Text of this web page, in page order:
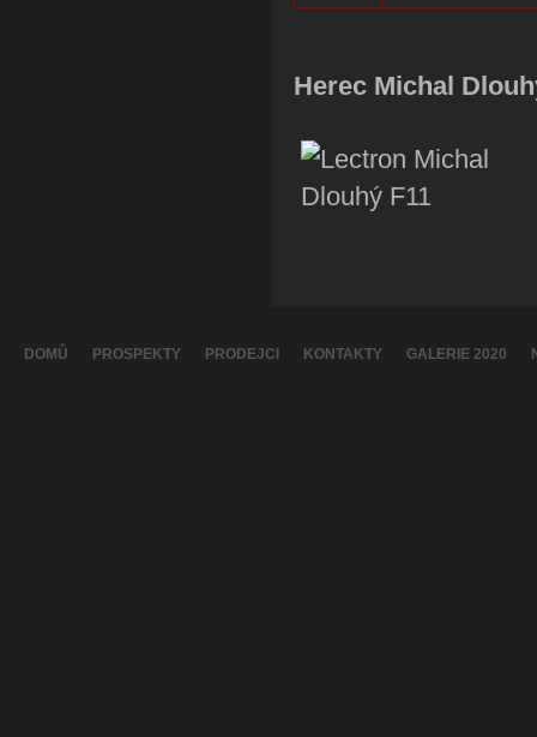
Herec Michal
DOMŮ PROSPEKTY PRODEJCI KONTAKTY GALERIE 2020